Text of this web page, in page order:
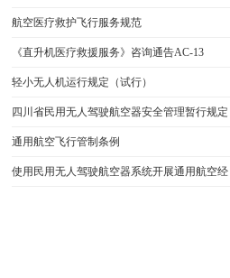
航空医疗救护飞行服务规范
《直升机医疗救援服务》咨询通告AC-13
轻小无人机运行规定（试行）
四川省民用无人驾驶航空器安全管理暂行规定
通用航空飞行管制条例
使用民用无人驾驶航空器系统开展通用航空经